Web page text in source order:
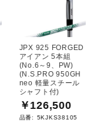
JPX 925 FORGED
アイアン 5本組
(No.6～9、PW)
(N.S.PRO 950GH
neo 軽量スチール
シャフト付)
￥126,500
品番: 5KJKS38105